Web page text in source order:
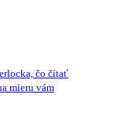
čo čítať
mieru vám